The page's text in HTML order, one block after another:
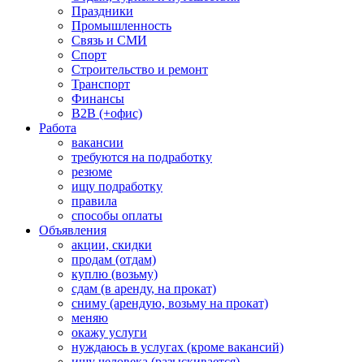
Праздники
Промышленность
Связь и СМИ
Спорт
Строительство и ремонт
Транспорт
Финансы
B2B (+офис)
Работа
вакансии
требуются на подработку
резюме
ищу подработку
правила
способы оплаты
Объявления
акции, скидки
продам (отдам)
куплю (возьму)
сдам (в аренду, на прокат)
сниму (арендую, возьму на прокат)
меняю
окажу услуги
нуждаюсь в услугах (кроме вакансий)